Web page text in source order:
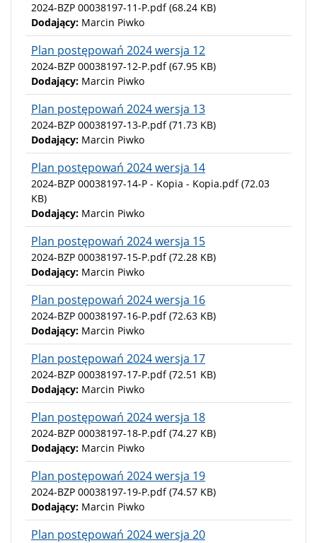
2024-BZP 00038197-11-P.pdf (68.24 KB)
Dodający: Marcin Piwko
Plan postępowań 2024 wersja 12
2024-BZP 00038197-12-P.pdf (67.95 KB)
Dodający: Marcin Piwko
Plan postępowań 2024 wersja 13
2024-BZP 00038197-13-P.pdf (71.73 KB)
Dodający: Marcin Piwko
Plan postępowań 2024 wersja 14
2024-BZP 00038197-14-P - Kopia - Kopia.pdf (72.03
KB)
Dodający: Marcin Piwko
Plan postępowań 2024 wersja 15
2024-BZP 00038197-15-P.pdf (72.28 KB)
Dodający: Marcin Piwko
Plan postępowań 2024 wersja 16
2024-BZP 00038197-16-P.pdf (72.63 KB)
Dodający: Marcin Piwko
Plan postępowań 2024 wersja 17
2024-BZP 00038197-17-P.pdf (72.51 KB)
Dodający: Marcin Piwko
Plan postępowań 2024 wersja 18
2024-BZP 00038197-18-P.pdf (74.27 KB)
Dodający: Marcin Piwko
Plan postępowań 2024 wersja 19
2024-BZP 00038197-19-P.pdf (74.57 KB)
Dodający: Marcin Piwko
Plan postępowań 2024 wersja 20